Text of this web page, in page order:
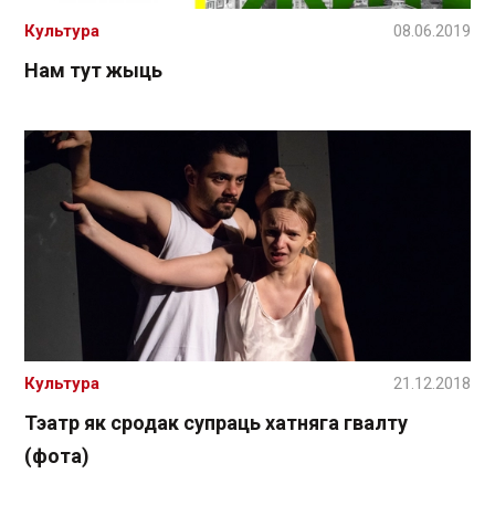
Нам тут жыць
Культура 08.06.2019
Тэатр як сродак супраць хатняга гвалту
(фота)
Культура 21.12.2018